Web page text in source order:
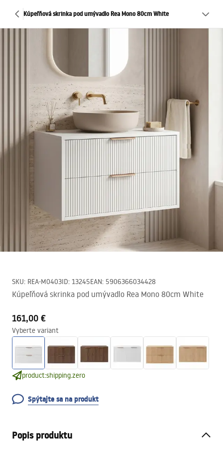
Kúpeľňová skrinka pod umývadlo Rea Mono 80cm White
SKU: REA-M0403ID: 13245EAN: 5906366034428
Kúpeľňová skrinka pod umývadlo Rea Mono 80cm White
161,00 €
Vyberte variant
product:shipping.zero
Spýtajte sa na produkt
Popis produktu